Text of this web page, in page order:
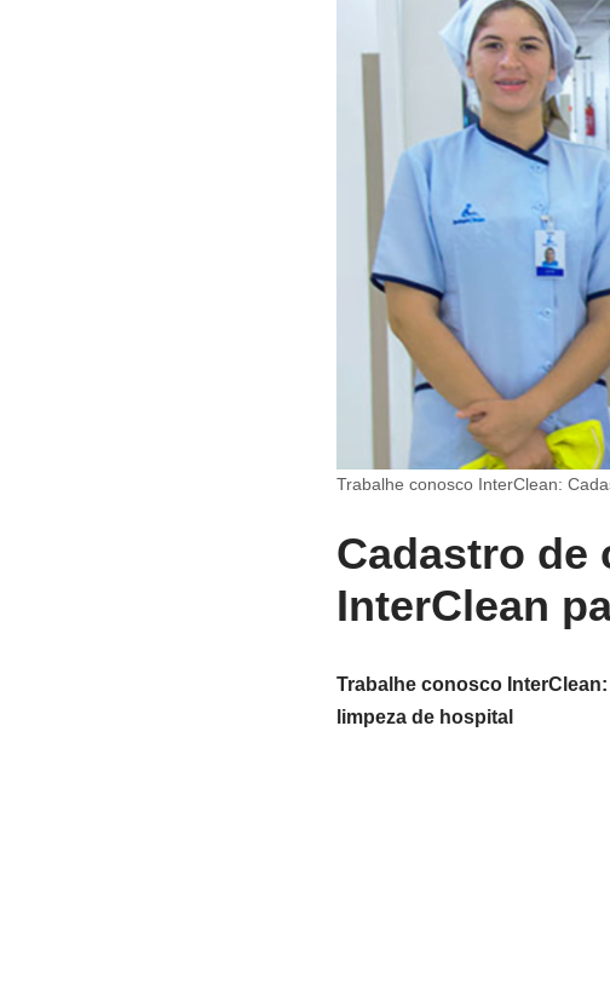
Trabalhe conosco InterClean:
Cadastro de
InterClean
Trabalhe conosco
limpeza de hospital